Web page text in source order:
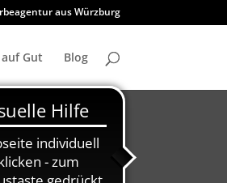
aus Würzburg
Gut Blog
(3) Font (2)